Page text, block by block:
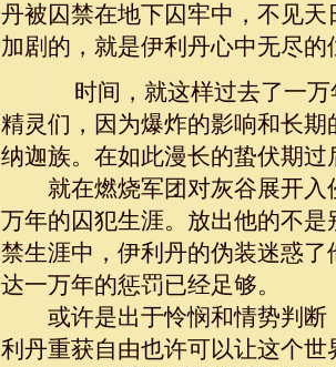
丹被囚禁在地下囚牢中，不见
加剧的，就是伊利丹心中无尽的
时间，就这样过去了一万
精灵们，因为爆炸的影响和长
纳迦族。在如此漫长的蛰伏期
就在燃烧军团对灰谷展开入
万年的囚犯生涯。放出他的不
禁生涯中，伊利丹的伪装迷惑
达一万年的惩罚已经足够。
或许是出于怜悯和情势判断
利丹重获自由也许可以让这个